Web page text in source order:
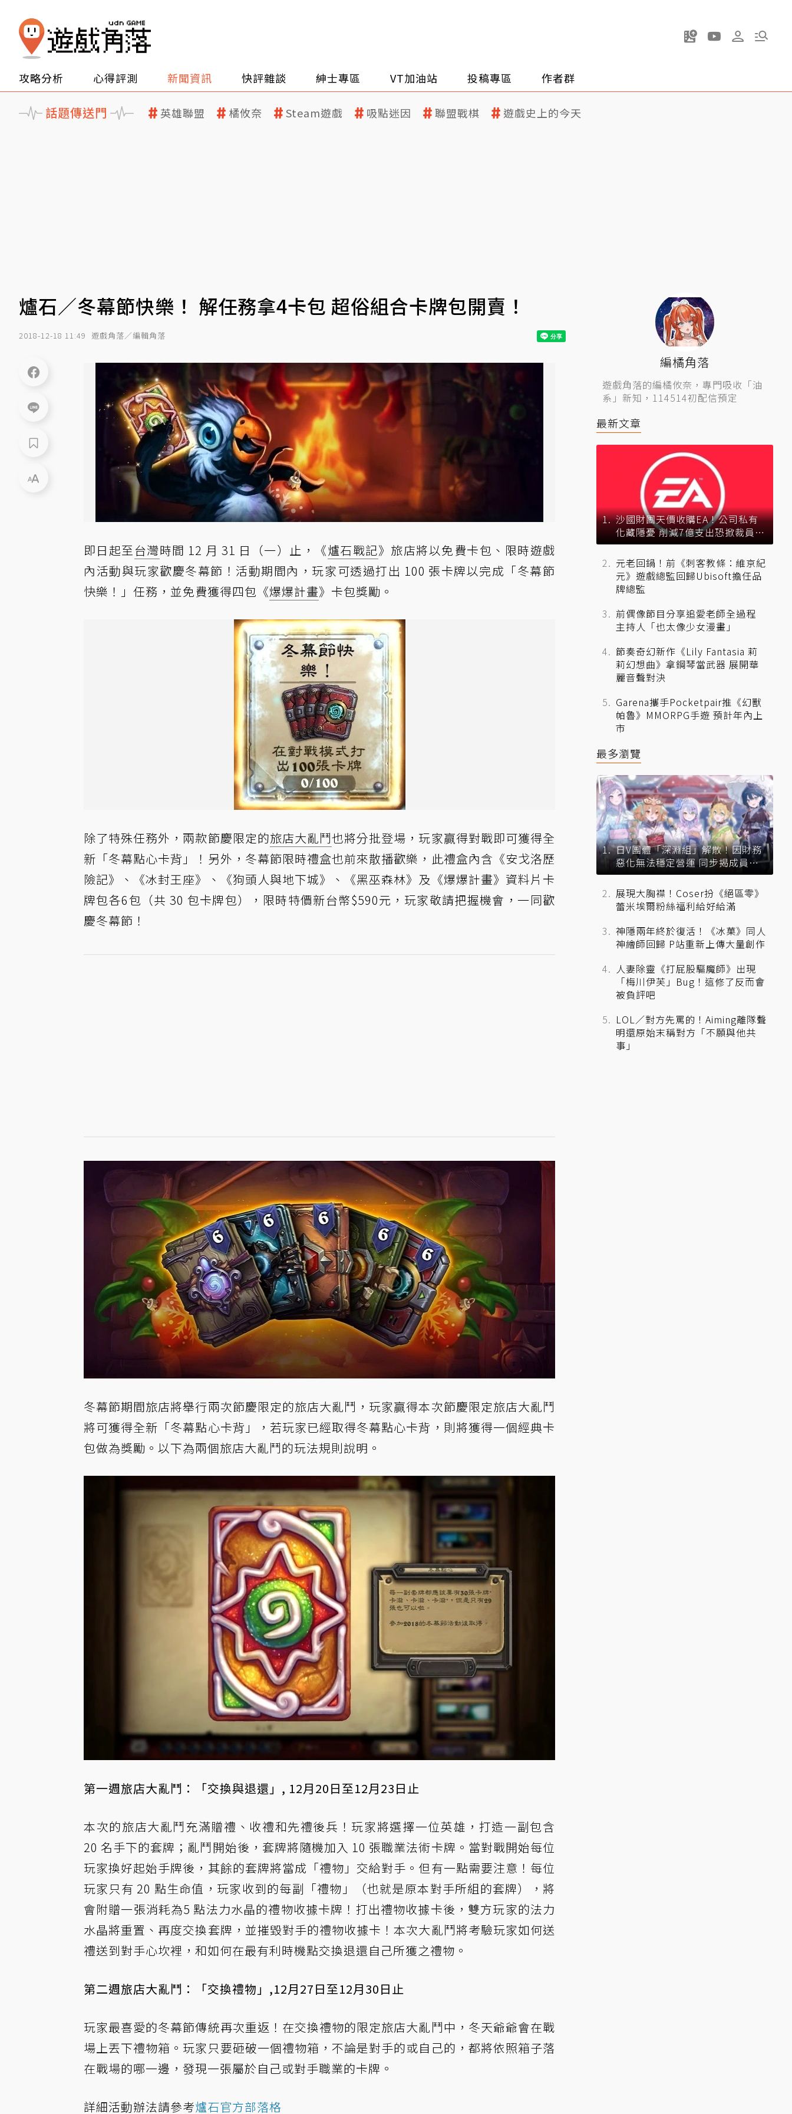
攻略分析 心得評測 新聞資訊 快評雜談 紳士專區 VT加油站 投稿專區 作者群
話題傳送門 英雄聯盟 橘攸奈 Steam遊戲 吸點迷因 聯盟戰棋 遊戲史上的今天
爐石／冬幕節快樂！ 解任務拿4卡包 超俗組合卡牌包開賣！
2018-12-18 11:49 遊戲角落／編輯角落
即日起至台灣時間 12 月 31 日（一）止，《爐石戰記》旅店將以免費卡包、限時遊戲
內活動與玩家歡慶冬幕節！活動期間內，玩家可透過打出 100 張卡牌以完成「冬幕節
快樂！」任務，並免費獲得四包《爆爆計畫》卡包獎勵。
除了特殊任務外，兩款節慶限定的旅店大亂鬥也將分批登場，玩家贏得對戰即可獲得全
新「冬幕點心卡背」！另外，冬幕節限時禮盒也前來散播歡樂，此禮盒內含《安戈洛歷
險記》、《冰封王座》、《狗頭人與地下城》、《黑巫森林》及《爆爆計畫》資料片卡
牌包各6包（共 30 包卡牌包），限時特價新台幣$590元，玩家敬請把握機會，一同歡
慶冬幕節！
冬幕節期間旅店將舉行兩次節慶限定的旅店大亂鬥，玩家贏得本次節慶限定旅店大亂鬥
將可獲得全新「冬幕點心卡背」，若玩家已經取得冬幕點心卡背，則將獲得一個經典卡
包做為獎勵。以下為兩個旅店大亂鬥的玩法規則說明。
第一週旅店大亂鬥：「交換與退還」, 12月20日至12月23日止
本次的旅店大亂鬥充滿贈禮、收禮和先禮後兵！玩家將選擇一位英雄，打造一副包含
20 名手下的套牌；亂鬥開始後，套牌將隨機加入 10 張職業法術卡牌。當對戰開始每位
玩家換好起始手牌後，其餘的套牌將當成「禮物」交給對手。但有一點需要注意！每位
玩家只有 20 點生命值，玩家收到的每副「禮物」（也就是原本對手所組的套牌），將
會附贈一張消耗為5 點法力水晶的禮物收據卡牌！打出禮物收據卡後，雙方玩家的法力
水晶將重置、再度交換套牌，並摧毀對手的禮物收據卡！本次大亂鬥將考驗玩家如何送
禮送到對手心坎裡，和如何在最有利時機點交換退還自己所獲之禮物。
第二週旅店大亂鬥：「交換禮物」,12月27日至12月30日止
玩家最喜愛的冬幕節傳統再次重返！在交換禮物的限定旅店大亂鬥中，冬天爺爺會在戰
場上丟下禮物箱。玩家只要砸破一個禮物箱，不論是對手的或自己的，都將依照箱子落
在戰場的哪一邊，發現一張屬於自己或對手職業的卡牌。
詳細活動辦法請參考爐石官方部落格
編橘角落
遊戲角落的編橘攸奈，專門吸收「油
系」新知，114514初配信預定
最新文章
沙國財團天價收購EA！公司私有
化藏隱憂 削減7億支出恐掀裁員風
暴？
元老回鍋！前《刺客教條：維京紀
元》遊戲總監回歸Ubisoft擔任品
牌總監
前偶像節目分享追愛老師全過程
主持人「也太像少女漫畫」
節奏奇幻新作《Lily Fantasia 莉
莉幻想曲》拿鋼琴當武器 展開華
麗音聲對決
Garena攜手Pocketpair推《幻獸
帕魯》MMORPG手遊 預計年內上
市
最多瀏覽
日V團體「深淵組」解散！因財務
惡化無法穩定營運 同步揭成員未
來去向
展現大胸襟！Coser扮《絕區零》
蕾米埃爾粉絲福利給好給滿
神隱兩年終於復活！《冰菓》同人
神繪師回歸 P站重新上傳大量創作
人妻除靈《打屁股驅魔師》出現
「梅川伊芙」Bug！這修了反而會
被負評吧
LOL／對方先罵的！Aiming離隊聲
明還原始末稱對方「不願與他共
事」